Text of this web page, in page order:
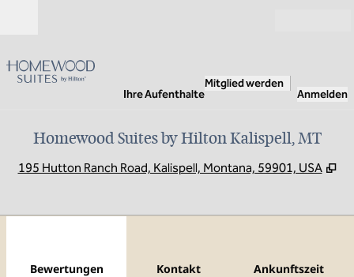
Ihre Aufenthalte
Mitglied werden
Anmelden
Homewood Suites by Hilton Kalispell, MT
195 Hutton Ranch Road, Kalispell, Montana, 59901, USA ,
Bewertungen Kontakt Ankunftszeit